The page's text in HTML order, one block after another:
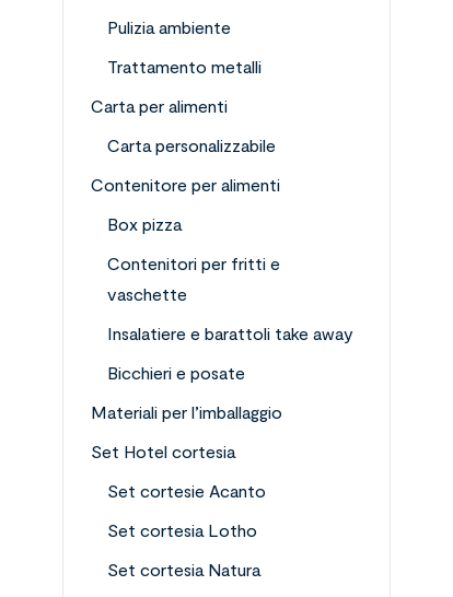
Pulizia ambiente
Trattamento metalli
Carta per alimenti
Carta personalizzabile
Contenitore per alimenti
Box pizza
Contenitori per fritti e
vaschette
Insalatiere e barattoli take away
Bicchieri e posate
Materiali per l’imballaggio
Set Hotel cortesia
Set cortesie Acanto
Set cortesia Lotho
Set cortesia Natura